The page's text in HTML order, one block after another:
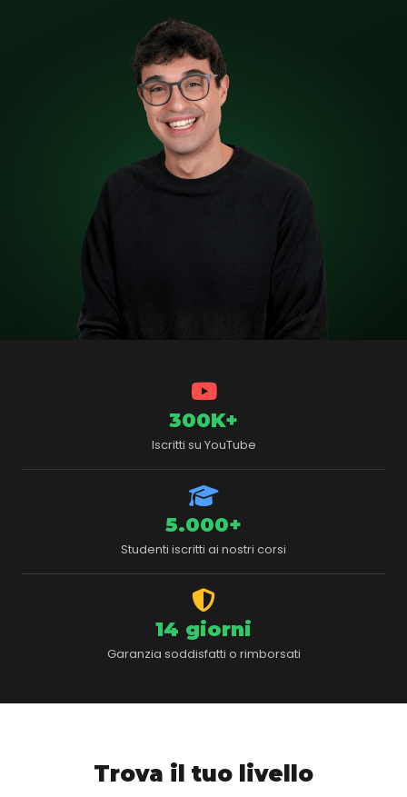
300K+
Iscritti su YouTube
5.000+
Studenti iscritti ai nostri corsi
14 giorni
Garanzia soddisfatti o rimborsati
Trova il tuo livello